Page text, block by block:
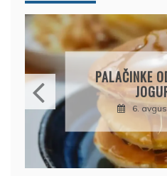
BRZI KOLAČ
ČOKOLADA
6.